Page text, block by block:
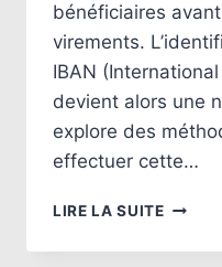
bénéficiaires
virements.
IBAN
devient alors une
explore des
effectuer cette…
LIRE LA SUITE